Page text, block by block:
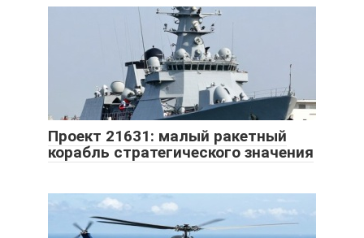
Проект 21631: малый ракетный
корабль стратегического значения